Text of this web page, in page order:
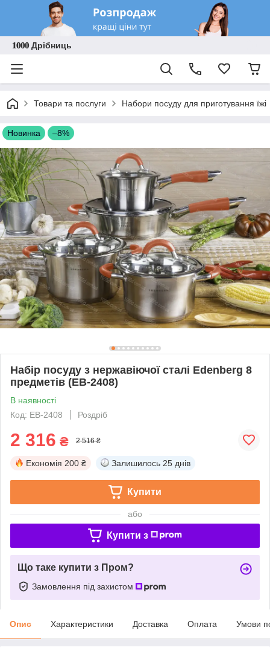
𝟏𝟎𝟎𝟎 Дрібниць
Товари та послуги Набори посуду для приготування їжі
Новинка –8%
Набір посуду з нержавіючої сталі Edenberg 8
предметів (EB-2408)
В наявності
Код: EB-2408
Роздріб
2 316 ₴ 2 516 ₴
Економія 200 ₴ Залишилось 25 днів
Купити
або
Купити з
Що таке купити з Пром?
Замовлення під захистом
Опис Характеристики Доставка Оплата Умови